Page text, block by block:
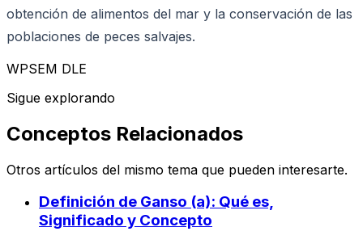
obtención de alimentos del mar y la conservación de las
poblaciones de peces salvajes.
WPSEM DLE
Sigue explorando
Conceptos Relacionados
Otros artículos del mismo tema que pueden interesarte.
Definición de Ganso (a): Qué es,
Significado y Concepto